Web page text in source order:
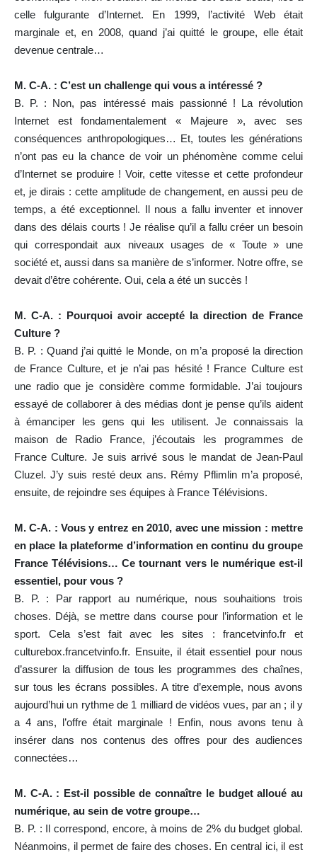
celle fulgurante d’Internet. En 1999, l’activité Web était
marginale et, en 2008, quand j’ai quitté le groupe, elle était
devenue centrale…
M. C-A. : C’est un challenge qui vous a intéressé ?
B. P. : Non, pas intéressé mais passionné ! La révolution
Internet est fondamentalement « Majeure », avec ses
conséquences anthropologiques… Et, toutes les générations
n’ont pas eu la chance de voir un phénomène comme celui
d’Internet se produire ! Voir, cette vitesse et cette profondeur
et, je dirais : cette amplitude de changement, en aussi peu de
temps, a été exceptionnel. Il nous a fallu inventer et innover
dans des délais courts ! Je réalise qu’il a fallu créer un besoin
qui correspondait aux niveaux usages de « Toute » une
société et, aussi dans sa manière de s’informer. Notre offre, se
devait d’être cohérente. Oui, cela a été un succès !
M. C-A. : Pourquoi avoir accepté la direction de France
Culture ?
B. P. : Quand j’ai quitté le Monde, on m’a proposé la direction
de France Culture, et je n’ai pas hésité ! France Culture est
une radio que je considère comme formidable. J’ai toujours
essayé de collaborer à des médias dont je pense qu’ils aident
à émanciper les gens qui les utilisent. Je connaissais la
maison de Radio France, j’écoutais les programmes de
France Culture. Je suis arrivé sous le mandat de Jean-Paul
Cluzel. J’y suis resté deux ans. Rémy Pflimlin m’a proposé,
ensuite, de rejoindre ses équipes à France Télévisions.
M. C-A. : Vous y entrez en 2010, avec une mission : mettre
en place la plateforme d’information en continu du groupe
France Télévisions… Ce tournant vers le numérique est-il
essentiel, pour vous ?
B. P. : Par rapport au numérique, nous souhaitions trois
choses. Déjà, se mettre dans course pour l’information et le
sport. Cela s’est fait avec les sites : francetvinfo.fr et
culturebox.francetvinfo.fr. Ensuite, il était essentiel pour nous
d’assurer la diffusion de tous les programmes des chaînes,
sur tous les écrans possibles. A titre d’exemple, nous avons
aujourd’hui un rythme de 1 milliard de vidéos vues, par an ; il y
a 4 ans, l’offre était marginale ! Enfin, nous avons tenu à
insérer dans nos contenus des offres pour des audiences
connectées…
M. C-A. : Est-il possible de connaître le budget alloué au
numérique, au sein de votre groupe…
B. P. : Il correspond, encore, à moins de 2% du budget global.
Néanmoins, il permet de faire des choses. En central ici, il est